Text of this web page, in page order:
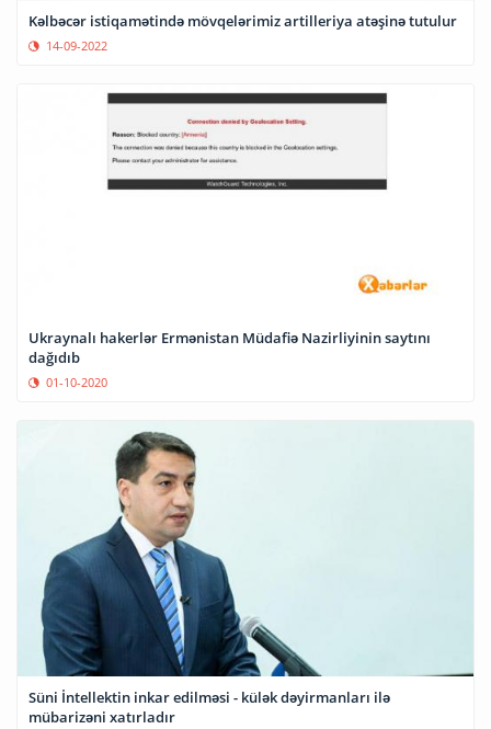
Kəlbəcər istiqamətində mövqelərimiz artilleriya atəşinə tutulur
14-09-2022
Ukraynalı hakerlər Ermənistan Müdafiə Nazirliyinin saytını
dağıdıb
01-10-2020
Süni İntellektin inkar edilməsi - külək dəyirmanları ilə
mübarizəni xatırladır